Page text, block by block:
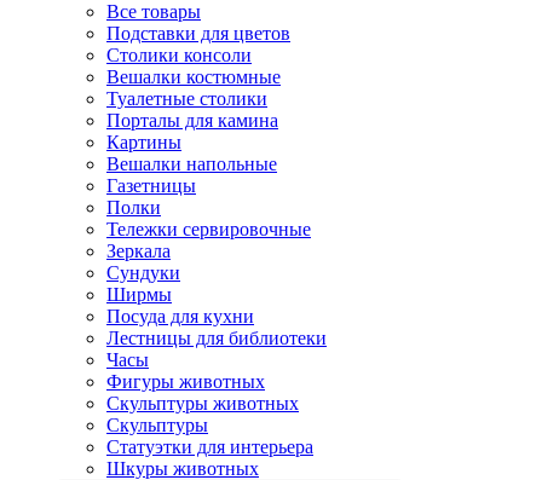
Все товары
Подставки для цветов
Столики консоли
Вешалки костюмные
Туалетные столики
Порталы для камина
Картины
Вешалки напольные
Газетницы
Полки
Тележки сервировочные
Зеркала
Сундуки
Ширмы
Посуда для кухни
Лестницы для библиотеки
Часы
Фигуры животных
Скульптуры животных
Скульптуры
Статуэтки для интерьера
Шкуры животных